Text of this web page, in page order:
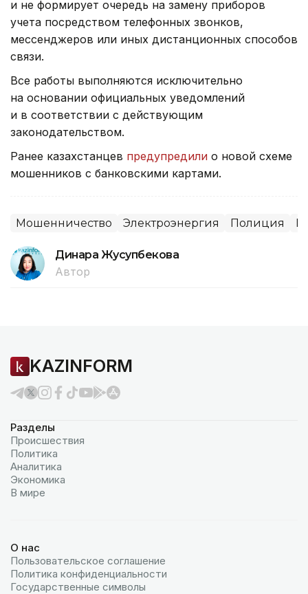
и не формирует очередь на замену приборов
учета посредством телефонных звонков,
мессенджеров или иных дистанционных способов
связи.
Все работы выполняются исключительно
на основании официальных уведомлений
и в соответствии с действующим
законодательством.
Ранее казахстанцев предупредили о новой схеме
мошенников с банковскими картами.
Мошенничество Электроэнергия Полиция
Динара Жусупбекова
Автор
KAZINFORM
Разделы
Происшествия
Политика
Аналитика
Экономика
В мире
О нас
Пользовательское соглашение
Политика конфиденциальности
Государственные символы